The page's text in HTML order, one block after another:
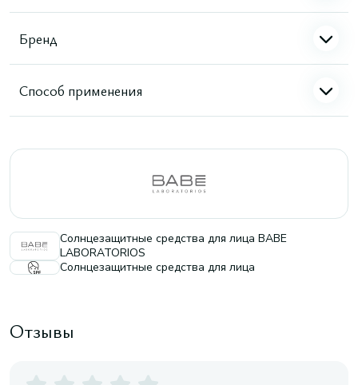
Бренд
Способ применения
Солнцезащитные средства для лица BABE
LABORATORIOS
Солнцезащитные средства для лица
Отзывы